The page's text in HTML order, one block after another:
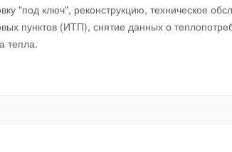
"под ключ", реконструкцию, техническое
пунктов (ИТП), снятие данных о
тепла.